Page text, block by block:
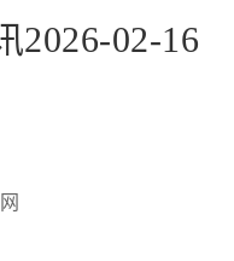
2026-02-16